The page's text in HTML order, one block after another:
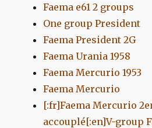
Faema e61 2 groups
One group President
Faema President 2G
Faema Urania 1958
Faema Mercurio 1953
Faema Mercurio
[:fr]Faema Mercurio
accouplé[:en]V-group